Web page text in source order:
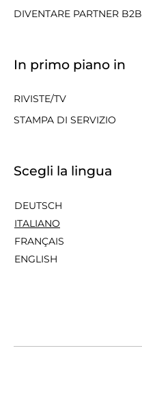
DIVENTARE PARTNER B2B
In primo piano in
RIVISTE/TV
STAMPA DI SERVIZIO
Scegli la lingua
DEUTSCH
ITALIANO
FRANÇAIS
ENGLISH